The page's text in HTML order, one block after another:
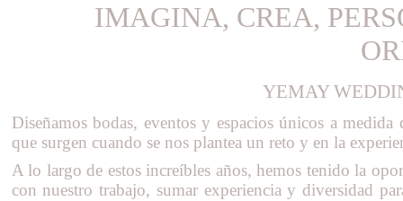
Diseñamos bodas, eventos y espacios únicos a
que surgen cuando se nos plantea un reto y en la
A lo largo de estos increíbles años, hemos tenido la
con nuestro trabajo, sumar experiencia y diversidad
IMAGINA, CREA,
YEMAY
YEMAY SERVICIO INTEGRAL DE